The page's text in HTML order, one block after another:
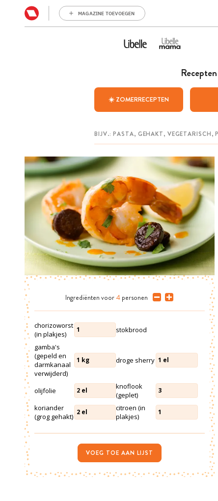
MAGAZINE TOEVOEGEN
Recepten
☀️ ZOMERRECEPTEN
Ingrediënten voor 4 personen
chorizoworst
(in plakjes)
1
stokbrood
gamba's
(gepeld en
darmkanaal
verwijderd)
1 kg droge sherry 1 el
olijfolie 2 el
knoflook
(geplet)
3
koriander
(grog gehakt) 2 el
citroen (in
plakjes)
1
VOEG TOE AAN LIJST